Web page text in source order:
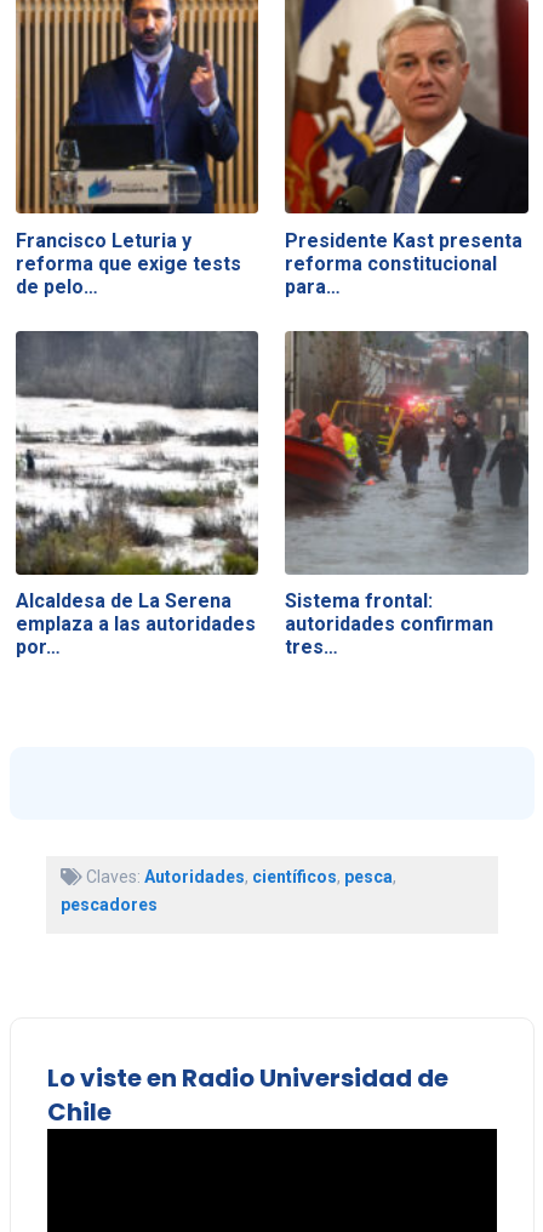
Francisco Leturia y
reforma que exige tests
de pelo…
Presidente Kast presenta
reforma constitucional
para…
Alcaldesa de La Serena
emplaza a las autoridades
por…
Sistema frontal:
autoridades confirman
tres…
Claves: Autoridades, científicos, pesca,
pescadores
Lo viste en Radio Universidad de
Chile